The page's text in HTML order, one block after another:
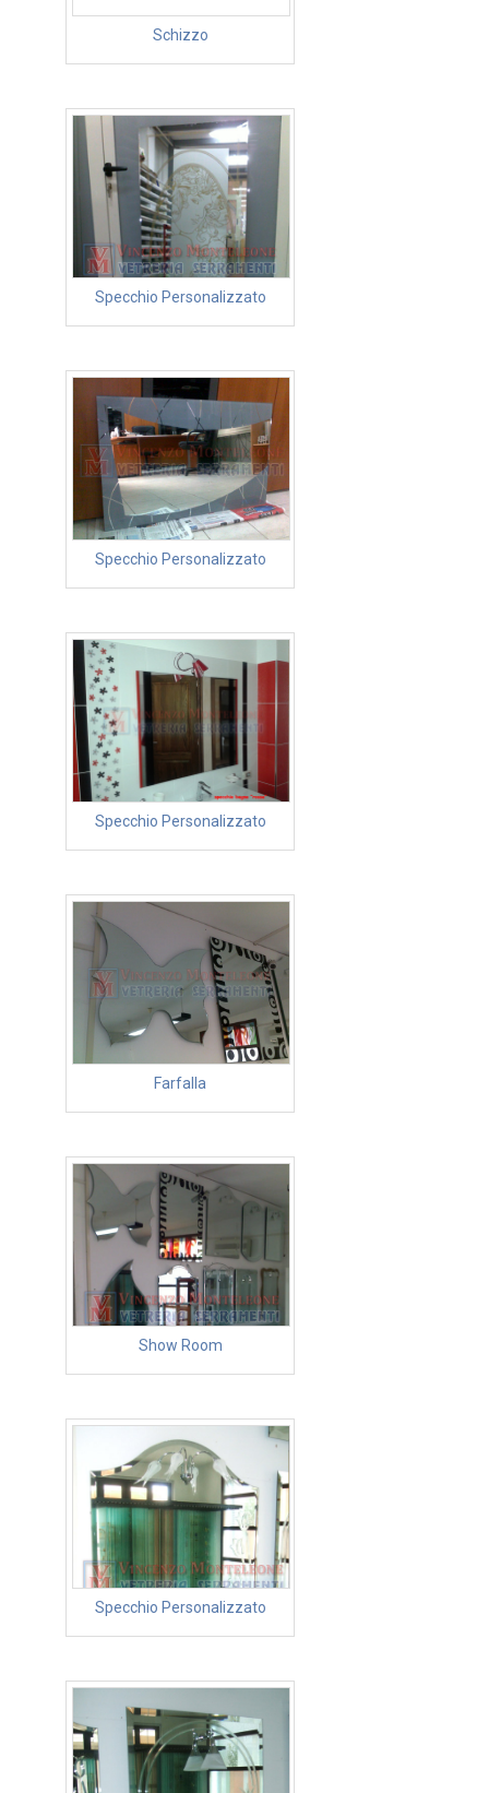
Schizzo
Specchio Personalizzato
Specchio Personalizzato
Specchio Personalizzato
Farfalla
Show Room
Specchio Personalizzato